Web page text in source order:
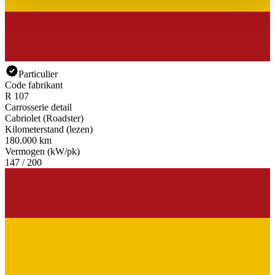
Particulier
Code fabrikant
R 107
Carrosserie detail
Cabriolet (Roadster)
Kilometerstand (lezen)
180.000 km
Vermogen (kW/pk)
147 / 200